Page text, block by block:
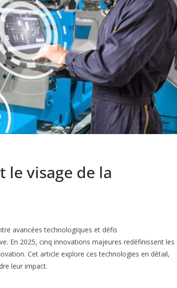
le visage de la
avancées technologiques et défis
En 2025, cinq innovations majeures redéfinissent les
Cet article explore ces technologies en détail,
leur impact.